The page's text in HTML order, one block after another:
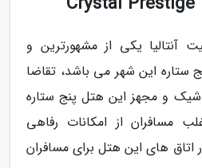
آنتالیا یکی از مشهورترین و
این شهر می باشد، تقاضا
شیک و مجهز این هتل پنج ستاره
مسافران از امکانات رفاهی
های این هتل برای مسافران